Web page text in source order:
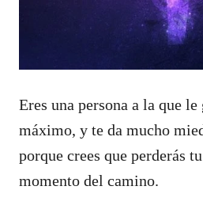
Eres una persona a la que
máximo, y te da mucho
porque crees que perderás
momento del camino.